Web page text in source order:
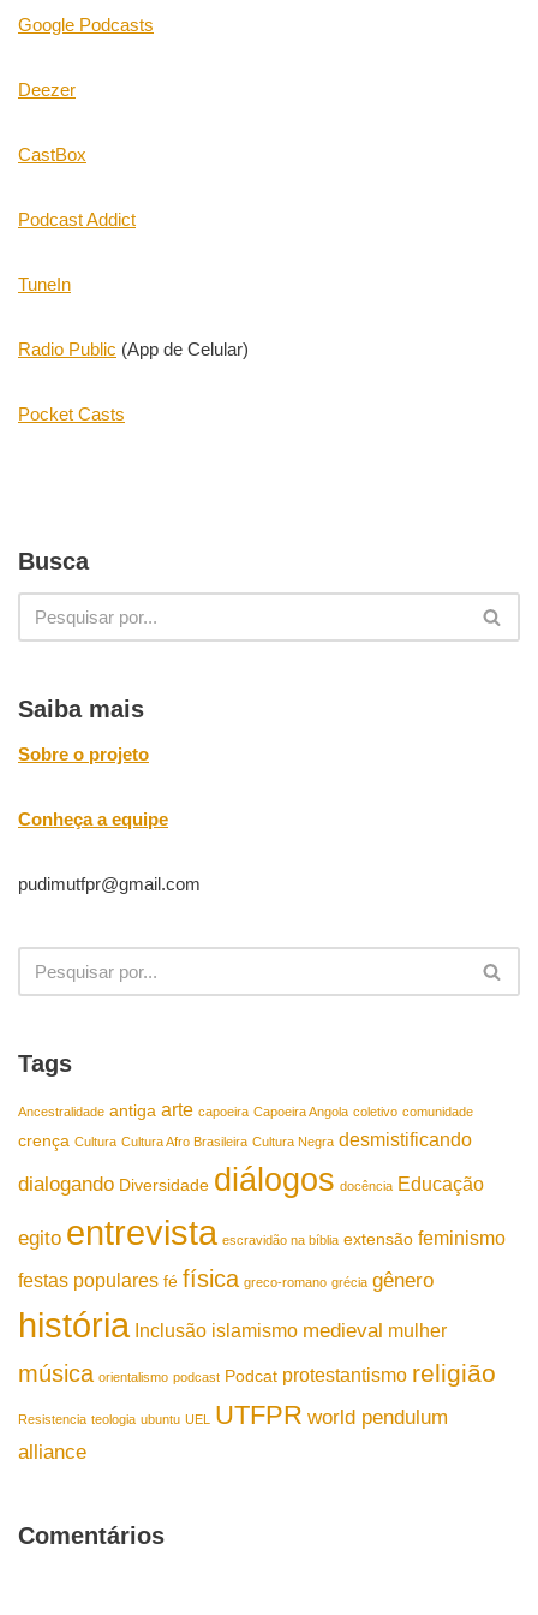
Google Podcasts
Deezer
CastBox
Podcast Addict
TuneIn
Radio Public (App de Celular)
Pocket Casts
Busca
Saiba mais
Sobre o projeto
Conheça a equipe
pudimutfpr@gmail.com
Tags
Ancestralidade antiga arte capoeira Capoeira Angola coletivo comunidade
crença Cultura Cultura Afro Brasileira Cultura Negra desmistificando
dialogando Diversidade diálogos docência Educação
egito entrevista escravidão na bíblia extensão feminismo
festas populares fé física greco-romano grécia gênero
história Inclusão islamismo medieval mulher
música orientalismo podcast Podcat protestantismo religião
Resistencia teologia ubuntu UEL UTFPR world pendulum
alliance
Comentários